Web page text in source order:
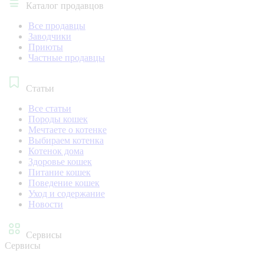
Каталог продавцов
Все продавцы
Заводчики
Приюты
Частные продавцы
Статьи
Все статьи
Породы кошек
Мечтаете о котенке
Выбираем котенка
Котенок дома
Здоровье кошек
Питание кошек
Поведение кошек
Уход и содержание
Новости
Сервисы
Сервисы